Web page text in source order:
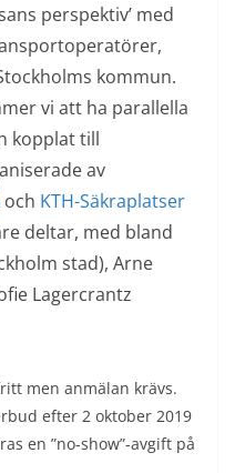
perspektiv’ med
kommun.
vi att ha parallella
kopplat till
av
och KTH-Säkraplatser
deltar, med bland
stad), Arne
Lagercrantz
men anmälan krävs.
efter 2 oktober 2019
en ”no-show”-avgift på